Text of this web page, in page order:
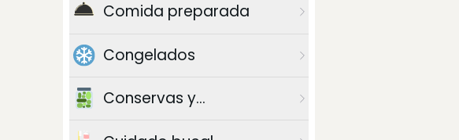
Comida preparada
Congelados
Conservas y